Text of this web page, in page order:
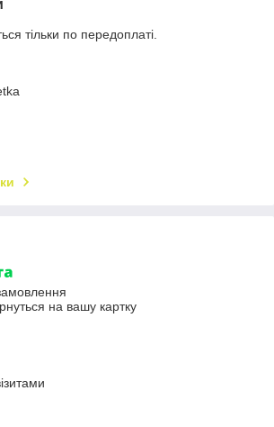
тільки по передоплаті.
на вашу картку